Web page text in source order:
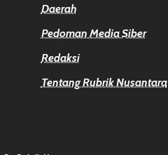
Daerah
Pedoman Media Siber
Redaksi
Tentang Rubrik Nusantara